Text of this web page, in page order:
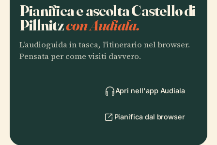
Pianifica e ascolta Castello di
Pillnitzcon Audiala.
L'audioguida in tasca, l'itinerario nel browser.
Pensata per come visiti davvero.
Apri nell'app Audiala
Pianifica dal browser